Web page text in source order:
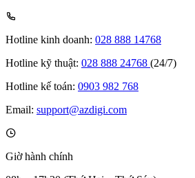
Hotline kinh doanh: 028 888 14768
Hotline kỹ thuật: 028 888 24768 (24/7)
Hotline kế toán: 0903 982 768
Email: support@azdigi.com
Giờ hành chính